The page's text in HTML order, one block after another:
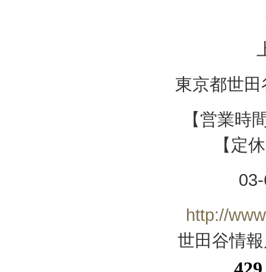
東京都世
【営業
【定
http://
世田谷情